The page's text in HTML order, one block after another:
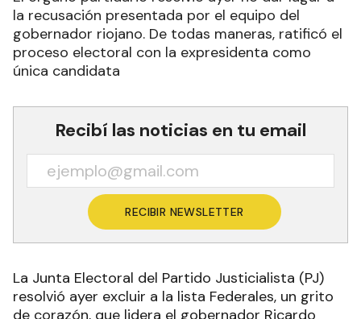
la recusación presentada por el equipo del
gobernador riojano. De todas maneras, ratificó el
proceso electoral con la expresidenta como
única candidata
Recibí las noticias en tu email
RECIBIR NEWSLETTER
La Junta Electoral del Partido Justicialista (PJ)
resolvió ayer excluir a la lista Federales, un grito
de corazón, que lidera el gobernador Ricardo